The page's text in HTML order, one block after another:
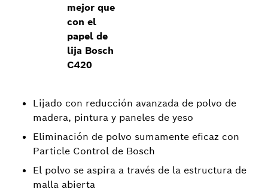
mejor que
con el
papel de
lija Bosch
C420
Lijado con reducción avanzada de polvo de
madera, pintura y paneles de yeso
Eliminación de polvo sumamente eficaz con
Particle Control de Bosch
El polvo se aspira a través de la estructura de
malla abierta